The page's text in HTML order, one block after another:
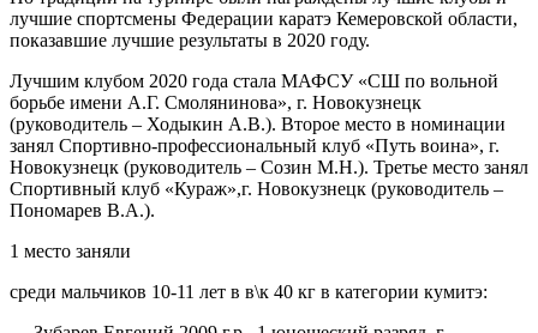
лучшие спортсмены Федерации каратэ Кемеровской области,
показавшие лучшие результаты в 2020 году.
Лучшим клубом 2020 года стала МАФСУ «СШ по вольной
борьбе имени А.Г. Смолянинова», г. Новокузнецк
(руководитель – Ходыкин А.В.). Второе место в номинации
занял Спортивно-профессиональный клуб «Путь воина», г.
Новокузнецк (руководитель – Созин М.Н.). Третье место занял
Спортивный клуб «Кураж»,г. Новокузнецк (руководитель –
Пономарев В.А.).
1 место заняли
среди мальчиков 10-11 лет в в\к 40 кг в категории кумитэ: